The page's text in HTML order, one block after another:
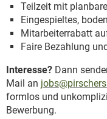
Teilzeit mit
Eingespieltes,
Mitarbeiterrabatt
Faire Bezahlung
Interesse? Dann
Mail an
formlos und
Bewerbung.